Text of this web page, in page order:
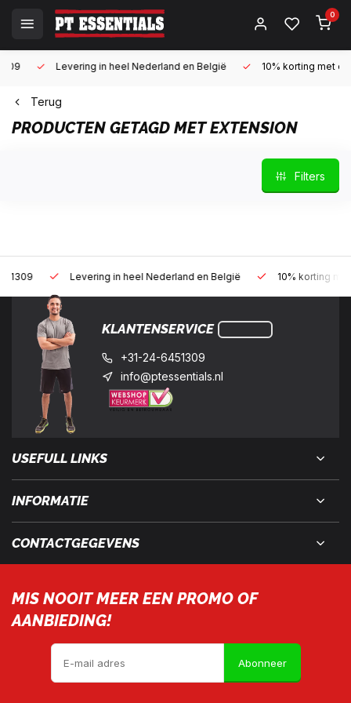
0
Levering in heel Nederland en België 10% korting met een
Terug
PRODUCTEN GETAGD MET EXTENSION
Filters
Levering in heel Nederland en België 10% korting met een
KLANTENSERVICE
+31-24-6451309
info@ptessentials.nl
USEFULL LINKS
INFORMATIE
CONTACTGEGEVENS
MIS NOOIT MEER EEN PROMO OF
AANBIEDING!
Abonneer